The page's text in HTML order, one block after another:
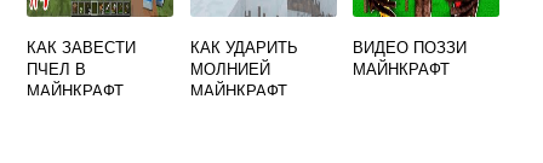
КАК ЗАВЕСТИ
ПЧЕЛ В
МАЙНКРАФТ
КАК УДАРИТЬ
МОЛНИЕЙ
МАЙНКРАФТ
ВИДЕО ПОЗЗИ
МАЙНКРАФТ